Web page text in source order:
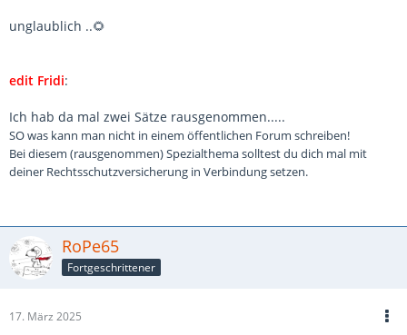
unglaublich ..🌻
edit Fridi:
Ich hab da mal zwei Sätze rausgenommen.....
SO was kann man nicht in einem öffentlichen Forum schreiben!
Bei diesem (rausgenommen) Spezialthema solltest du dich mal mit
deiner Rechtsschutzversicherung in Verbindung setzen.
RoPe65
Fortgeschrittener
17. März 2025